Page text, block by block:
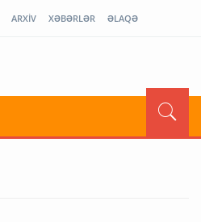
ARXİV XƏBƏRLƏR ƏLAQƏ